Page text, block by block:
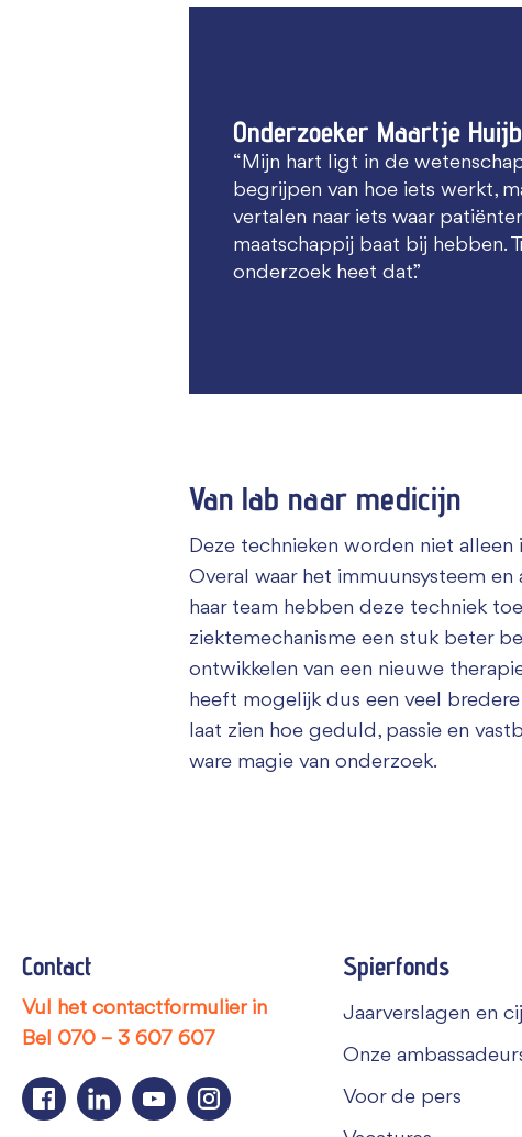
Onderzoeker Maartje
“Mijn hart ligt in de
begrijpen van hoe iets werkt,
vertalen naar iets waar
maatschappij baat bij hebben.
onderzoek heet dat.”
Van lab naar medicijn
Deze technieken worden niet
Overal waar het immuunsysteem
haar team hebben deze techniek
ziektemechanisme een stuk beter
ontwikkelen van een nieuwe
heeft mogelijk dus een veel
laat zien hoe geduld, passie en
ware magie van onderzoek.
Contact
Vul het contactformulier in
Bel 070 – 3 607 607
Spierfonds
Jaarverslagen en
Onze
Voor de pers